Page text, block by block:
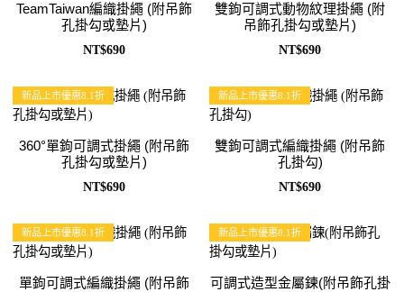
TeamTaiwan編織掛繩 (附吊飾
孔掛勾或墊片)
NT$690
雙鉤可調式動物紋理掛繩 (附
吊飾孔掛勾或墊片)
NT$690
新品上市優惠8.1折
360°單鉤可調式掛繩 (附吊飾
孔掛勾或墊片)
NT$690
新品上市優惠8.1折
雙鉤可調式編織掛繩 (附吊飾
孔掛勾)
NT$690
新品上市優惠8.1折
單鉤可調式編織掛繩 (附吊飾
新品上市優惠8.1折
可調式造型金屬鍊(附吊飾孔掛